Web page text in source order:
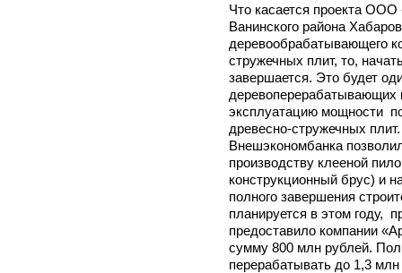
Что касается проекта
Ванинского района
деревообрабатывающего
стружечных плит, то,
завершается. Это будет
деревоперерабатывающих
эксплуатацию мощности
древесно-стружечных
Внешэкономбанка
производству клееной
конструкционный брус) и
полного завершения
планируется в этом году,
предоставило компании
сумму 800 млн рублей.
перерабатывать до 1,3